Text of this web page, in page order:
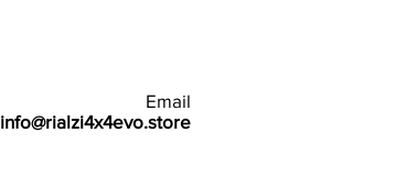
Email
info@rialzi4x4evo.store